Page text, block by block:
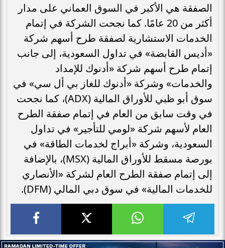
الصفقة هي الأكبر في السوق العماني على مدار
أكثر من 20 عامًا. كما نجحت الشركة في إتمام
الخدمات الاستشارية لصفقة طرح أسهم شركة
«أديس القابضة» في تداول السعودية، إلى جانب
إتمام طرح أسهم شركة «أدنوك للإمداد
والخدمات» وشركة «أدنوك للغاز بي أل سي» في
سوق أبو ظبي للأوراق المالية (ADX)، كما نجحت
في وقت سابق من العام في إتمام صفقة الطرح
العام لأسهم شركة «لومي للتأجير» في تداول
السعودية، وشركة «أبراج لخدمات الطاقة» في
بورصة مسقط للأوراق المالية (MSX)، بالإضافة
إلى إتمام صفقة الطرح العام لشركة «الأنصاري
للخدمات المالية» في سوق دبي المالي (DFM).